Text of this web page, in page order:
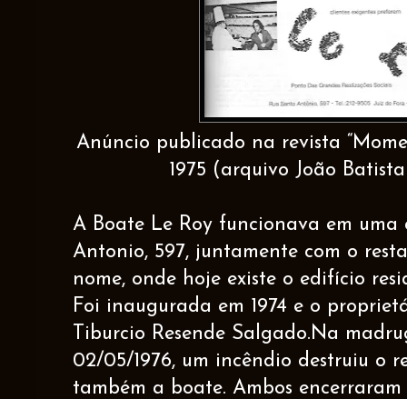
Anúncio publicado na revista
1975 (arquivo João
A Boate Le Roy funcionava em uma
Antonio, 597, juntamente com o
nome, onde hoje existe o edifício
Foi inaugurada em 1974 e o
Tiburcio Resende Salgado.Na
02/05/1976, um incêndio destruiu o
também a boate. Ambos